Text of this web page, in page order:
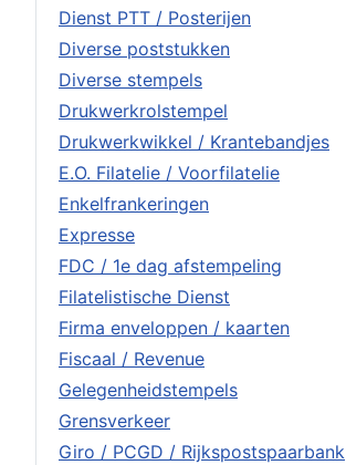
Dienst PTT / Posterijen
Diverse poststukken
Diverse stempels
Drukwerkrolstempel
Drukwerkwikkel / Krantebandjes
E.O. Filatelie / Voorfilatelie
Enkelfrankeringen
Expresse
FDC / 1e dag afstempeling
Filatelistische Dienst
Firma enveloppen / kaarten
Fiscaal / Revenue
Gelegenheidstempels
Grensverkeer
Giro / PCGD / Rijkspostspaarbank